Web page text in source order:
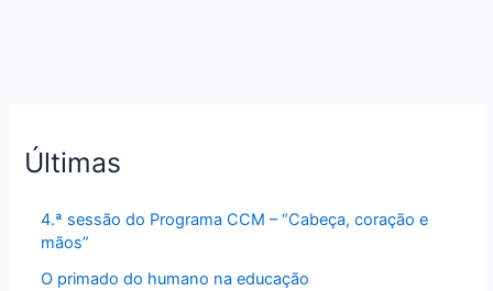
Últimas
4.ª sessão do Programa CCM – “Cabeça, coração e
mãos”
O primado do humano na educação